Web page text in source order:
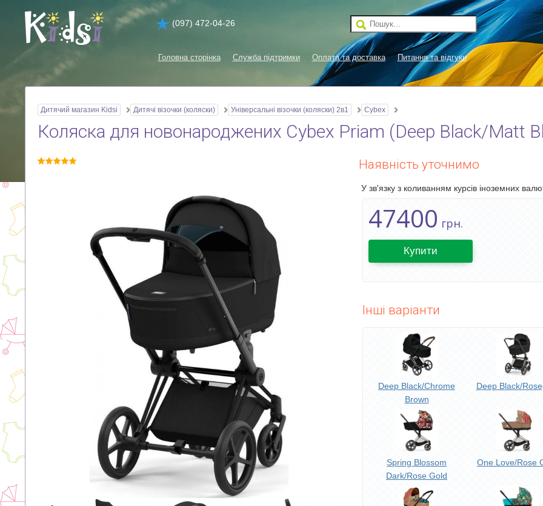
(097) 472-04-26
Головна сторінка Служба підтримки Оплата та доставка Питання та відгуки
Дитячий магазин Kidsi Дитячі візочки (коляски) Універсальні візочки (коляски) 2в1 Cybex
Коляска для новонароджених Cybex Priam (Deep Black/Matt
Наявність уточнимо
У зв'язку з коливанням курсів іноземних
47400 грн.
Купити
Інші варіанти
Deep Black/Chrome
Brown
Deep Black/
Spring Blossom
Dark/Rose Gold
One Love/Rose